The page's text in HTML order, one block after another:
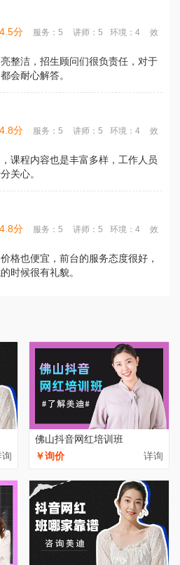
4.5分
服务：5 讲师：5 环境：4
效
整洁，招生顾问们很负责任，对于
会耐心解答。
4.8分
服务：5 讲师：5 环境：4
效
课程内容也是丰富多样，工作人员
关心。
4.8分
服务：5 讲师：5 环境：4
效
格也便宜，前台的服务态度很好，
时候很有礼貌。
佛山抖音网红培训班
￥询价
详询